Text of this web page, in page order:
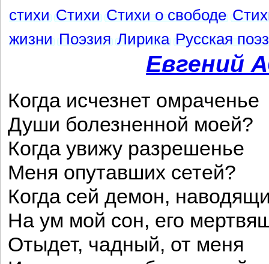
стихи Стихи Стихи о свободе
жизни Поэзия Лирика Русская
Евгений
Когда исчезнет омраченье
Души болезненной моей?
Когда увижу разрешенье
Меня опутавших сетей?
Когда сей демон,
На ум мой сон, его
Отыдет, чадный, от меня